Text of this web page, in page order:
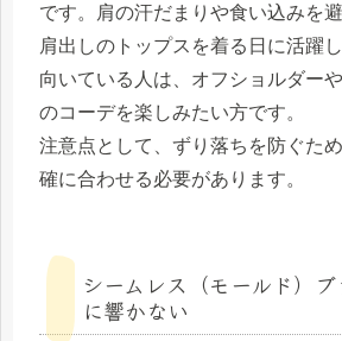
です。肩の汗だまりや食い込みを
肩出しのトップスを着る日に活躍し
向いている人は、オフショルダー
のコーデを楽しみたい方です。
注意点として、ずり落ちを防ぐた
確に合わせる必要があります。
シームレス（モールド）
に響かない